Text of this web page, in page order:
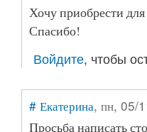
Хочу приобрести
Спасибо!
Войдите, чтобы
# Екатерина, пн, 05/
Просьба написать